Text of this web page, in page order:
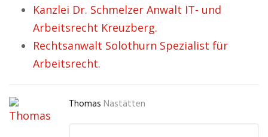
Kanzlei Dr. Schmelzer Anwalt IT- und
Arbeitsrecht Kreuzberg.
Rechtsanwalt Solothurn Spezialist für
Arbeitsrecht.
Thomas Nastätten